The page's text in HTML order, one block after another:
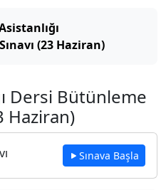
(23 Haziran)
Dersi Bütünleme
Haziran)
Sınava Başla